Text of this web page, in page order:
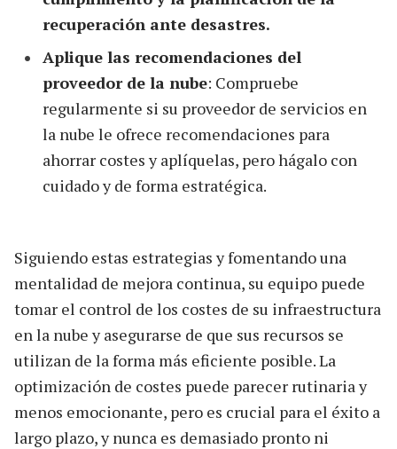
recuperación ante desastres.
Aplique las recomendaciones del
proveedor de la nube: Compruebe
regularmente si su proveedor de servicios en
la nube le ofrece recomendaciones para
ahorrar costes y aplíquelas, pero hágalo con
cuidado y de forma estratégica.
Siguiendo estas estrategias y fomentando una
mentalidad de mejora continua, su equipo puede
tomar el control de los costes de su infraestructura
en la nube y asegurarse de que sus recursos se
utilizan de la forma más eficiente posible. La
optimización de costes puede parecer rutinaria y
menos emocionante, pero es crucial para el éxito a
largo plazo, y nunca es demasiado pronto ni